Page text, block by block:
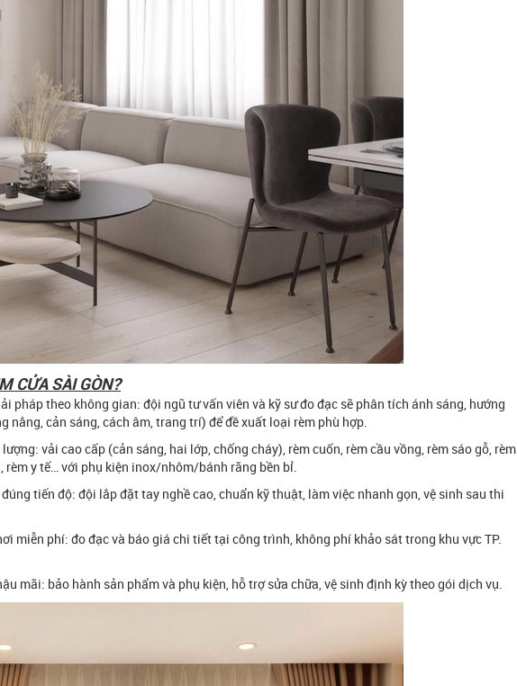
CỬA SÀI GÒN?
pháp theo không gian: đội ngũ tư vấn viên và kỹ sư đo đạc sẽ phân tích ánh sáng, hướng
nắng, cản sáng, cách âm, trang trí) để đề xuất loại rèm phù hợp.
vải cao cấp (cản sáng, hai lớp, chống cháy), rèm cuốn, rèm cầu vồng, rèm sáo gỗ, rèm
rèm y tế… với phụ kiện inox/nhôm/bánh răng bền bỉ.
tiến độ: đội lắp đặt tay nghề cao, chuẩn kỹ thuật, làm việc nhanh gọn, vệ sinh sau thi
miễn phí: đo đạc và báo giá chi tiết tại công trình, không phí khảo sát trong khu vực TP.
mãi: bảo hành sản phẩm và phụ kiện, hỗ trợ sửa chữa, vệ sinh định kỳ theo gói dịch vụ.